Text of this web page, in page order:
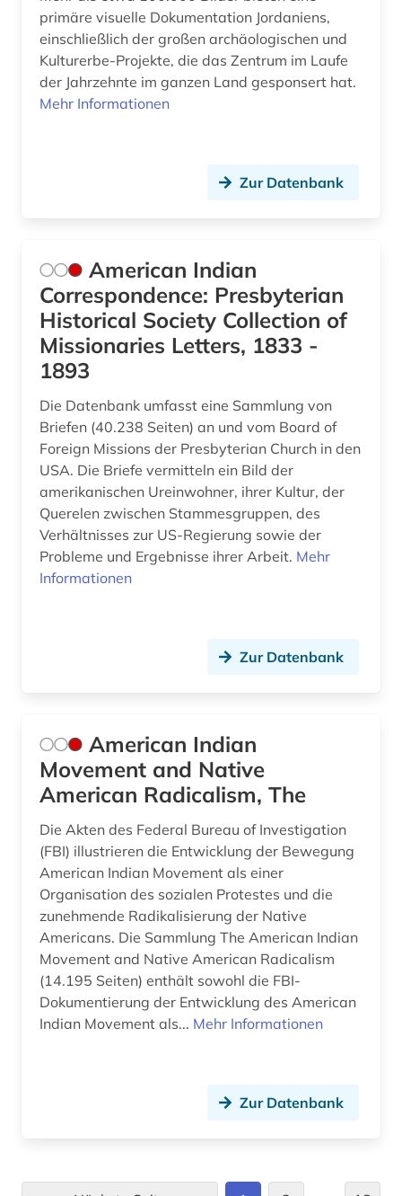
grönland (2)
guangzhou (2)
gutshof (1)
handel (3)
handwerk (1)
haus (1)
hebräisch (1)
heiligenverehrung (1)
heiliger (2)
hethitisch (1)
hexe (1)
hexerei (1)
hinduismus (1)
hispanistik (4)
hispanoamerika (1)
hispanos (1)
historische persönlichkeit (1)
history (1)
hochkulturen (1)
holzschnitt (1)
primäre visuelle Dokumentation Jordaniens,
einschließlich der großen archäologischen und
Kulturerbe-Projekte, die das Zentrum im Laufe
der Jahrzehnte im ganzen Land gesponsert hat.
Mehr Informationen
Zur Datenbank
American Indian
Correspondence: Presbyterian
Historical Society Collection of
Missionaries Letters, 1833 -
1893
Die Datenbank umfasst eine Sammlung von
Briefen (40.238 Seiten) an und vom Board of
Foreign Missions der Presbyterian Church in den
USA. Die Briefe vermitteln ein Bild der
amerikanischen Ureinwohner, ihrer Kultur, der
Querelen zwischen Stammesgruppen, des
Verhältnisses zur US-Regierung sowie der
Probleme und Ergebnisse ihrer Arbeit. Mehr
Informationen
Zur Datenbank
American Indian
Movement and Native
American Radicalism, The
Die Akten des Federal Bureau of Investigation
(FBI) illustrieren die Entwicklung der Bewegung
American Indian Movement als einer
Organisation des sozialen Protestes und die
zunehmende Radikalisierung der Native
Americans. Die Sammlung The American Indian
Movement and Native American Radicalism
(14.195 Seiten) enthält sowohl die FBI-
Dokumentierung der Entwicklung des American
Indian Movement als... Mehr Informationen
Zur Datenbank